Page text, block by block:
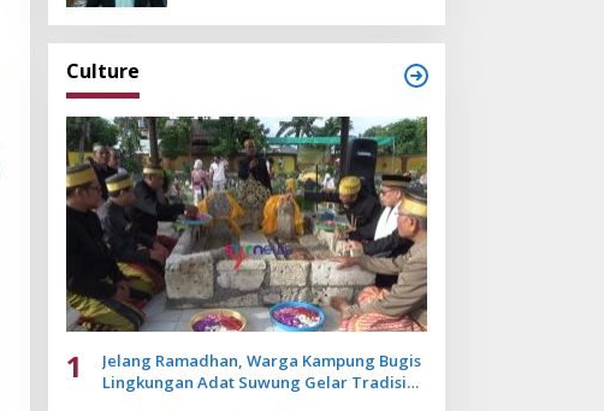
Culture
1
Jelang Ramadhan, Warga Kampung Bugis
Lingkungan Adat Suwung Gelar Tradisi